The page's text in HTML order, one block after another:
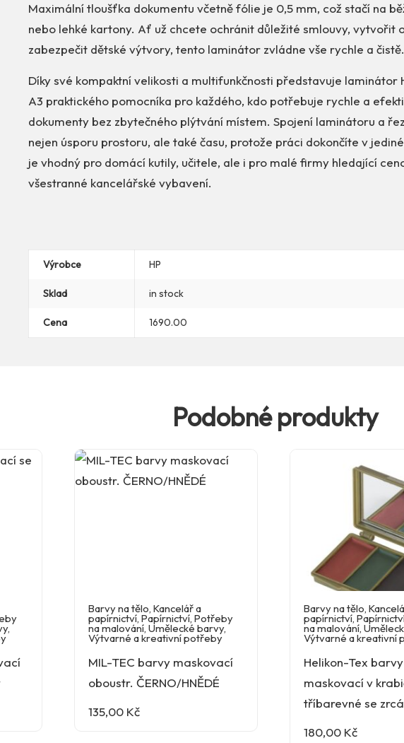
Maximální tloušťka dokumentu včetně fólie je 0,5 mm, což stačí na
nebo lehké kartony. Ať už chcete ochránit důležité smlouvy, vytvořit
zabezpečit dětské výtvory, tento laminátor zvládne vše rychle a čistě.
Díky své kompaktní velikosti a multifunkčnosti představuje laminátor
A3 praktického pomocníka pro každého, kdo potřebuje rychle a
dokumenty bez zbytečného plýtvání místem. Spojení laminátoru a
nejen úsporu prostoru, ale také času, protože práci dokončíte v
je vhodný pro domácí kutily, učitele, ale i pro malé firmy hledající
všestranné kancelářské vybavení.
Výrobce HP
Sklad in stock
Cena 1690.00
Podobné produkty
,
Barvy na tělo, Kancelář a
papírnictví, Papírnictví, Potřeby
na malování, Umělecké barvy,
Výtvarné a kreativní potřeby
MIL-TEC barvy maskovací
oboustr. ČERNO/HNĚDÉ
135,00 Kč
Barvy na tělo,
papírnictví,
na malování,
Výtvarné a kreativní
Helikon-Tex barvy
maskovací v
tříbarevné se
180,00 Kč